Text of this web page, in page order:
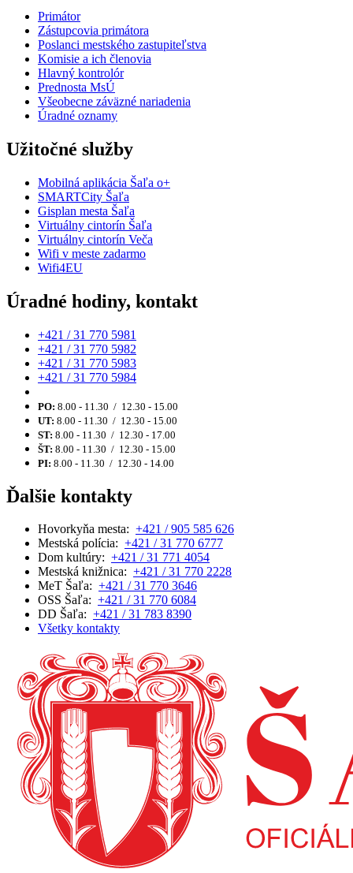
Primátor
Zástupcovia primátora
Poslanci mestského zastupiteľstva
Komisie a ich členovia
Hlavný kontrolór
Prednosta MsÚ
Všeobecne záväzné nariadenia
Úradné oznamy
Užitočné služby
Mobilná aplikácia Šaľa o+
SMARTCity Šaľa
Gisplan mesta Šaľa
Virtuálny cintorín Šaľa
Virtuálny cintorín Veča
Wifi v meste zadarmo
Wifi4EU
Úradné hodiny, kontakt
+421 / 31 770 5981
+421 / 31 770 5982
+421 / 31 770 5983
+421 / 31 770 5984
PO: 8.00 - 11.30 / 12.30 - 15.00
UT: 8.00 - 11.30 / 12.30 - 15.00
ST: 8.00 - 11.30 / 12.30 - 17.00
ŠT: 8.00 - 11.30 / 12.30 - 15.00
PI: 8.00 - 11.30 / 12.30 - 14.00
Ďalšie kontakty
Hovorkyňa mesta: +421 / 905 585 626
Mestská polícia: +421 / 31 770 6777
Dom kultúry: +421 / 31 771 4054
Mestská knižnica: +421 / 31 770 2228
MeT Šaľa: +421 / 31 770 3646
OSS Šaľa: +421 / 31 770 6084
DD Šaľa: +421 / 31 783 8390
Všetky kontakty